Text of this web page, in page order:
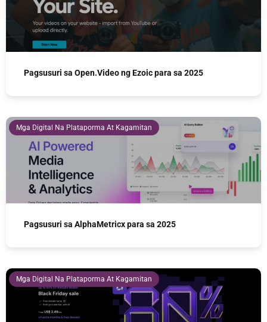
Pagsusuri sa Open.Video ng Ezoic para sa 2025
Mga Digital Na Plataporma At Kagamitan
Pagsusuri sa AlphaMetricx para sa 2025
Mga Digital Na Plataporma At Kagamitan